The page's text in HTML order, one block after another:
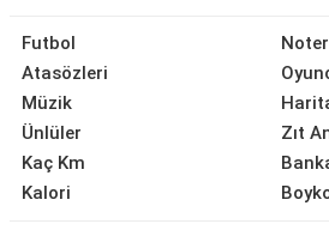
Futbol
Atasözleri
Müzik
Ünlüler
Kaç Km
Kalori
Noter
Zıt